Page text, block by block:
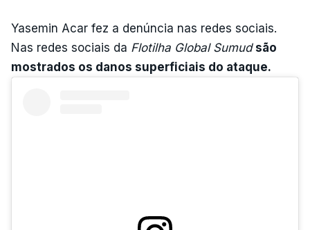
Yasemin Acar fez a denúncia nas redes sociais.
Nas redes sociais da Flotilha Global Sumudsão
mostrados os danos superficiais do ataque.